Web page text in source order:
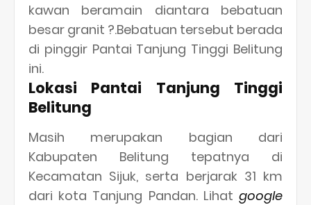
kawan beramain diantara bebatuan
besar granit ?.Bebatuan tersebut berada
di pinggir Pantai Tanjung Tinggi Belitung
ini.
Lokasi Pantai Tanjung Tinggi
Belitung
Masih merupakan bagian dari
Kabupaten Belitung tepatnya di
Kecamatan Sijuk, serta berjarak 31 km
dari kota Tanjung Pandan. Lihat google